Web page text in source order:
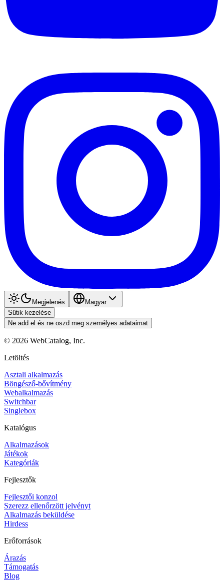
Megjelenés
Magyar
Sütik kezelése
Ne add el és ne oszd meg személyes adataimat
© 2026 WebCatalog, Inc.
Letöltés
Asztali alkalmazás
Böngésző-bővítmény
Webalkalmazás
Switchbar
Singlebox
Katalógus
Alkalmazások
Játékok
Kategóriák
Fejlesztők
Fejlesztői konzol
Szerezz ellenőrzött jelvényt
Alkalmazás beküldése
Hirdess
Erőforrások
Árazás
Támogatás
Blog